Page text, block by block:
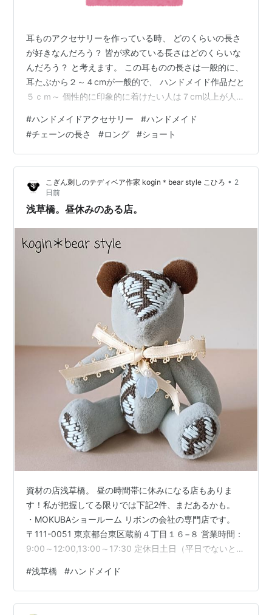
耳ものアクセサリーを作っている時、 どのくらいの長さ
が好きなんだろう？ 皆が求めている長さはどのくらいな
んだろう？ と考えます。 この耳ものの長さは一般的に、
耳たぶから２～４cmが一般的で、 ハンドメイド作品だと
５ｃｍ～ 個性的に印象的に着けたい人は７cm以上が人気
アス 日本製 チェーンピアス K18GP ピアス バー ロング
スクエア 揺れる レディース 大人 ブランド シンプル ゴー
ルド シルバー おしゃれ アクセサリー価格: 3850 円楽天
で詳細を見る 【アコヤ真珠越し物 ベビーパール】【K18
ロングピアス】【希少】【お買い得…
#ハンドメイドアクセサリー #ハンドメイド
#チェーンの長さ #ロング #ショート
こぎん刺しのテディベア作家 kogin＊bear style こひろ • 2
日前
浅草橋。昼休みのある店。
資材の店浅草橋。 昼の時間帯に休みになる店もありま
す！私が把握してる限りでは下記2件、まだあるかも。
・MOKUBAショールーム リボンの会社の専門店です。
〒111-0051 東京都台東区蔵前４丁目１６−８ 営業時間：
9:00～12:00,13:00～17:30 定休日土日（平日でないと
駅から離れてるし買いに行きにくい） mokuba.com これ
の茶色の探しに行こうと思いつつ行けなくて悩んでる。
・ビーズショップj4 〒111-0053 東京都台東区浅草橋２
#浅草橋 #ハンドメイド